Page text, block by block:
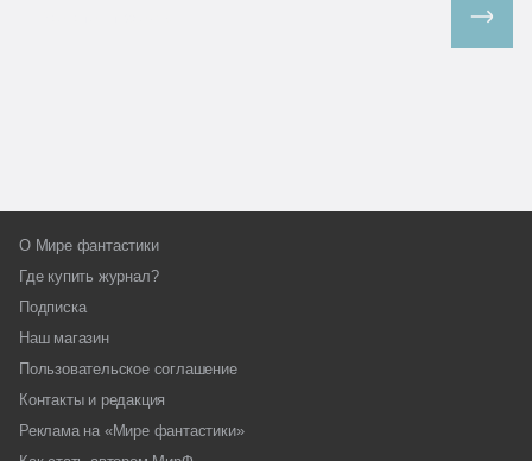
О Мире фантастики
Где купить журнал?
Подписка
Наш магазин
Пользовательское соглашение
Контакты и редакция
Реклама на «Мире фантастики»